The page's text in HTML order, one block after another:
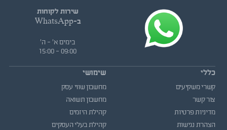
שירות לקוחות
ב-WhatsApp
בימים א' - ה'
09:00 - 15:00
כללי
קשרי משקיעים
צור קשר
מדיניות פרטיות
הצהרת נגישות
שימושי
מחשבון שווי עסק
מחשבון תשואה
קהילת היזמים
קהילת בעלי העסקים